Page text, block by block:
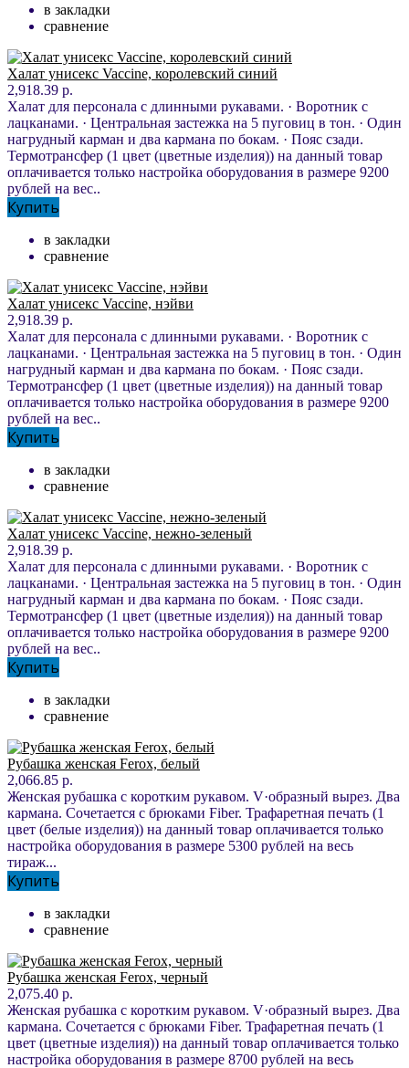
в закладки
сравнение
Халат унисекс Vaccine, королевский синий
2,918.39 р.
Халат для персонала с длинными рукавами. · Воротник с
лацканами. · Центральная застежка на 5 пуговиц в тон. · Один
нагрудный карман и два кармана по бокам. · Пояс сзади.
Термотрансфер (1 цвет (цветные изделия)) на данный товар
оплачивается только настройка оборудования в размере 9200
рублей на вес..
Купить
в закладки
сравнение
Халат унисекс Vaccine, нэйви
2,918.39 р.
Халат для персонала с длинными рукавами. · Воротник с
лацканами. · Центральная застежка на 5 пуговиц в тон. · Один
нагрудный карман и два кармана по бокам. · Пояс сзади.
Термотрансфер (1 цвет (цветные изделия)) на данный товар
оплачивается только настройка оборудования в размере 9200
рублей на вес..
Купить
в закладки
сравнение
Халат унисекс Vaccine, нежно-зеленый
2,918.39 р.
Халат для персонала с длинными рукавами. · Воротник с
лацканами. · Центральная застежка на 5 пуговиц в тон. · Один
нагрудный карман и два кармана по бокам. · Пояс сзади.
Термотрансфер (1 цвет (цветные изделия)) на данный товар
оплачивается только настройка оборудования в размере 9200
рублей на вес..
Купить
в закладки
сравнение
Рубашка женская Ferox, белый
2,066.85 р.
Женская рубашка с коротким рукавом. V·образный вырез. Два
кармана. Сочетается с брюками Fiber. Трафаретная печать (1
цвет (белые изделия)) на данный товар оплачивается только
настройка оборудования в размере 5300 рублей на весь
тираж...
Купить
в закладки
сравнение
Рубашка женская Ferox, черный
2,075.40 р.
Женская рубашка с коротким рукавом. V·образный вырез. Два
кармана. Сочетается с брюками Fiber. Трафаретная печать (1
цвет (цветные изделия)) на данный товар оплачивается только
настройка оборудования в размере 8700 рублей на весь